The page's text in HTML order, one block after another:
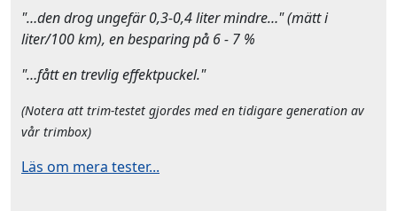
"…den drog ungefär 0,3-0,4 liter mindre…" (mätt i
liter/100 km), en besparing på 6 - 7 %
"…fått en trevlig effektpuckel."
(Notera att trim-testet gjordes med en tidigare generation av
vår trimbox)
Läs om mera tester...